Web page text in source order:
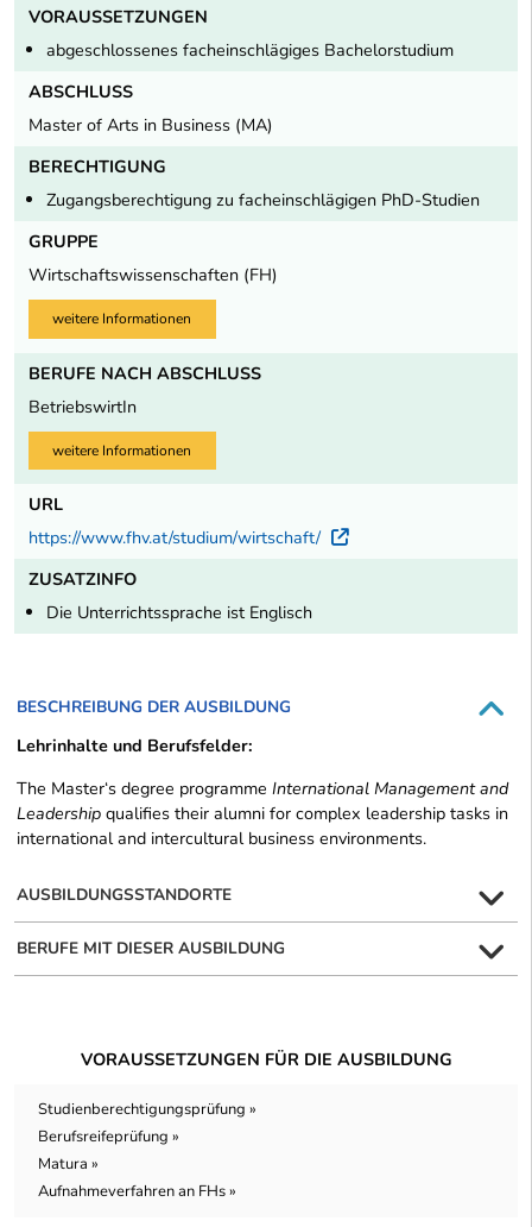
VORAUSSETZUNGEN
abgeschlossenes facheinschlägiges Bachelorstudium
ABSCHLUSS
Master of Arts in Business (MA)
BERECHTIGUNG
Zugangsberechtigung zu facheinschlägigen PhD-Studien
GRUPPE
Wirtschaftswissenschaften (FH)
weitere Informationen
BERUFE NACH ABSCHLUSS
BetriebswirtIn
weitere Informationen
URL
https://www.fhv.at/studium/wirtschaft/
Externer Link
ZUSATZINFO
Die Unterrichtssprache ist Englisch
BESCHREIBUNG DER AUSBILDUNG
Lehrinhalte und Berufsfelder:
The Master‘s degree programme International Management and
Leadership qualifies their alumni for complex leadership tasks in
international and intercultural business environments.
AUSBILDUNGSSTANDORTE
BERUFE MIT DIESER AUSBILDUNG
VORAUSSETZUNGEN FÜR DIE AUSBILDUNG
Studienberechtigungsprüfung »
Berufsreifeprüfung »
Matura »
Aufnahmeverfahren an FHs »